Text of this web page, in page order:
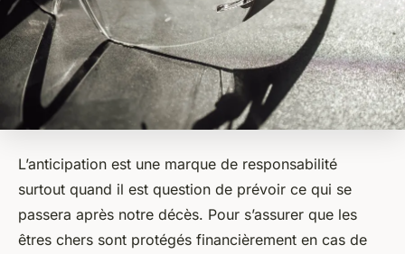
L’anticipation est une marque de responsabilité
surtout quand il est question de prévoir ce qui se
passera après notre décès. Pour s’assurer que les
êtres chers sont protégés financièrement en cas de